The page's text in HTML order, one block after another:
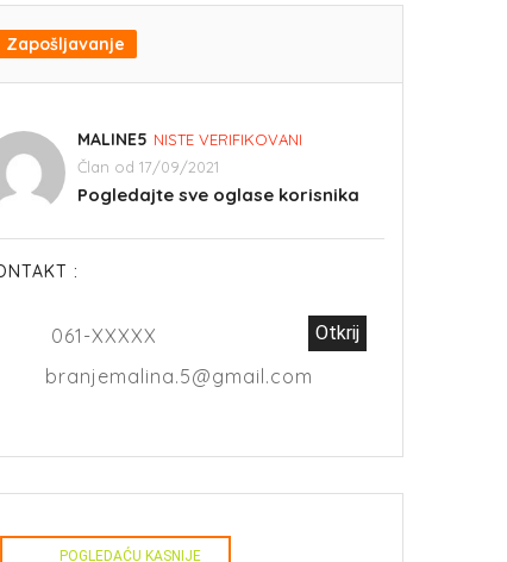
Zapošljavanje
MALINE5 NISTE VERIFIKOVANI
Član od 17/09/2021
Pogledajte sve oglase korisnika
:
061-XXXXX Otkrij
branjemalina.5@gmail.com
POGLEDAĆU KASNIJE